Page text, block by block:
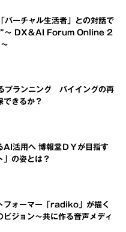
バーチャル生活者」との対話で
”～ DX＆AI Forum Online 2
プランニング バイイングの再
できるか？
AI活用へ 博報堂ＤＹが目指す
」の姿とは？
フォーマー「radiko」が描く
ジョン～共に作る音声メディ